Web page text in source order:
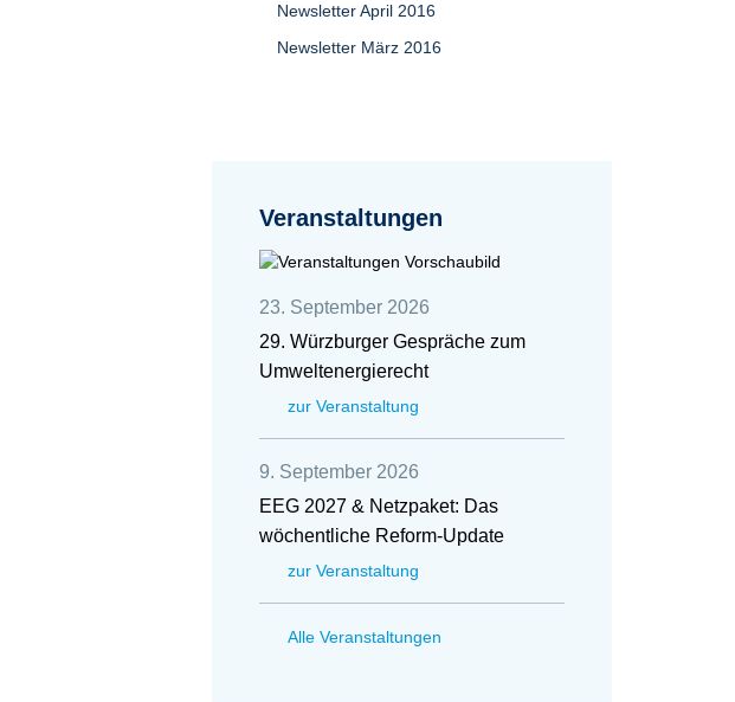
Newsletter April 2016
Newsletter März 2016
Veranstaltungen
23. September 2026
29. Würzburger Gespräche zum
Umweltenergierecht
zur Veranstaltung
9. September 2026
EEG 2027 & Netzpaket: Das
wöchentliche Reform-Update
zur Veranstaltung
Alle Veranstaltungen